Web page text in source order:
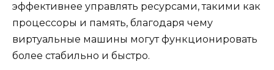
эффективнее управлять ресурсами, такими как
процессоры и память, благодаря чему
виртуальные машины могут функционировать
более стабильно и быстро.